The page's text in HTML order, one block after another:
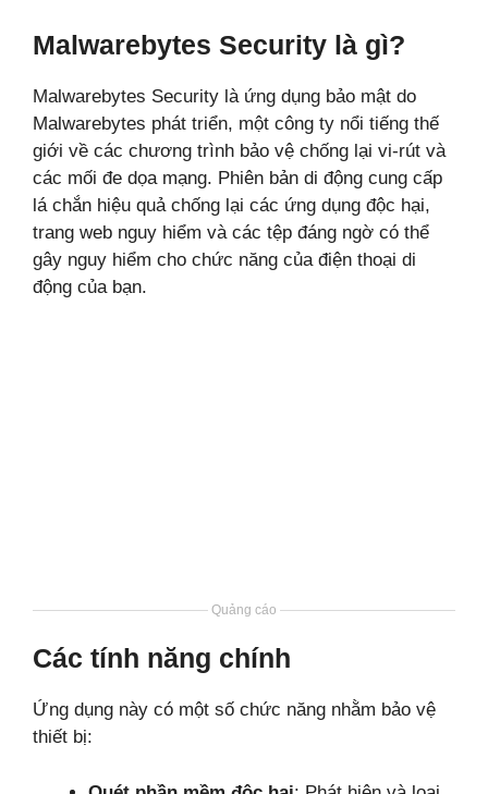
Malwarebytes Security là gì?
Malwarebytes Security là ứng dụng bảo mật do
Malwarebytes phát triển, một công ty nổi tiếng thế
giới về các chương trình bảo vệ chống lại vi-rút và
các mối đe dọa mạng. Phiên bản di động cung cấp
lá chắn hiệu quả chống lại các ứng dụng độc hại,
trang web nguy hiểm và các tệp đáng ngờ có thể
gây nguy hiểm cho chức năng của điện thoại di
động của bạn.
Quảng cáo
Các tính năng chính
Ứng dụng này có một số chức năng nhằm bảo vệ
thiết bị: